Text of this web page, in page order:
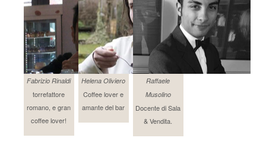
Fabrizio Rinaldi
torrefattore
romano, e gran
coffee lover!
Helena Oliviero
Coffee lover e
amante del bar
Raffaele
Musolino
Docente di Sala
& Vendita.